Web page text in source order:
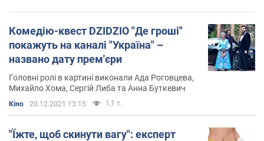
Комедію-квест DZIDZIO "Де гроші"
покажуть на каналі "Україна" –
названо дату прем'єри
Головні ролі в картині виконали Ада Роговцева,
Михайло Хома, Сергій Либа та Анна Буткевич
Кіно 20.12.2021 13:15 1,1 т.
"Їжте, щоб скинути вагу": експерт